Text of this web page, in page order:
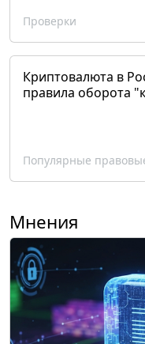
Проверки
Криптовалюта в
правила оборота
Популярные
Мнения